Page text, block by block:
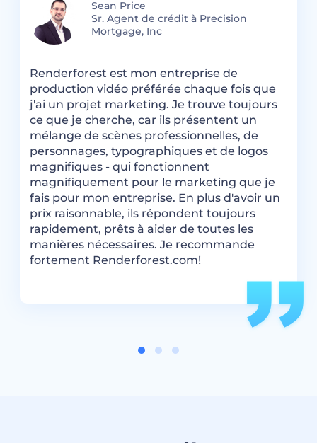
Sean Price
Sr. Agent de crédit à Precision
Mortgage, Inc
Renderforest est mon entreprise de
production vidéo préférée chaque fois que
j'ai un projet marketing. Je trouve toujours
ce que je cherche, car ils présentent un
mélange de scènes professionnelles, de
personnages, typographiques et de logos
magnifiques - qui fonctionnent
magnifiquement pour le marketing que je
fais pour mon entreprise. En plus d'avoir un
prix raisonnable, ils répondent toujours
rapidement, prêts à aider de toutes les
manières nécessaires. Je recommande
fortement Renderforest.com!